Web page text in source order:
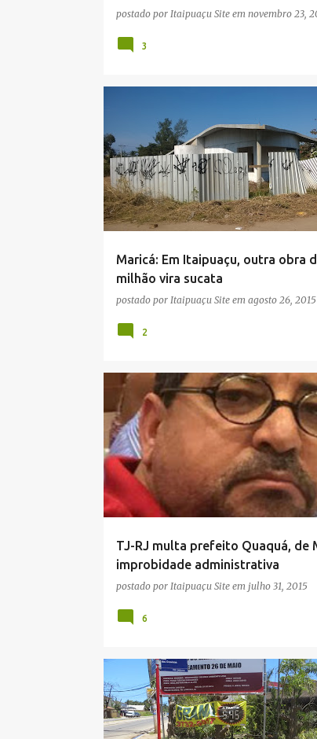
milhões
postado por Itaipuaçu Site em novembro 23,
3
Maricá: Em Itaipuaçu, outra obra
milhão vira sucata
postado por Itaipuaçu Site em agosto 26, 2015
2
TJ-RJ multa prefeito Quaquá, de
improbidade administrativa
postado por Itaipuaçu Site em julho 31, 2015
CORRUPÇÃO CORRUPTO
6
CIDADE DENÚNCIA